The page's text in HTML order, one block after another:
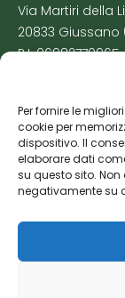
Per fornire le
cookie per
dispositivo. Il
elaborare dati
su questo sito.
negativamente su
Via Martiri della
20833 Giussano
P.I. 06982770965
Cookie Policy
Risorse